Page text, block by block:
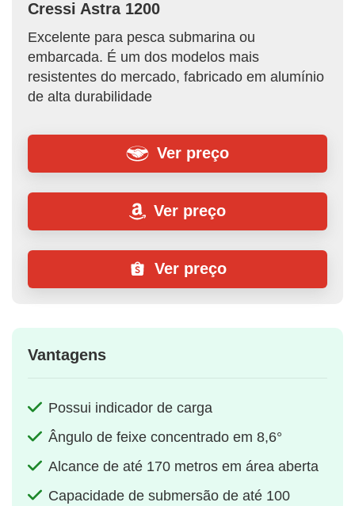
Cressi Astra 1200
Excelente para pesca submarina ou
embarcada. É um dos modelos mais
resistentes do mercado, fabricado em alumínio
de alta durabilidade
Ver preço
Ver preço
Ver preço
Vantagens
Possui indicador de carga
Ângulo de feixe concentrado em 8,6°
Alcance de até 170 metros em área aberta
Capacidade de submersão de até 100